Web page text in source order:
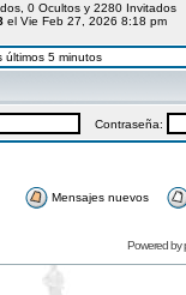
0 Ocultos y 2280
el Vie Feb 27, 2026 8:18 pm
últimos 5 minutos
Contraseña:
Mensajes nuevos
Powered by